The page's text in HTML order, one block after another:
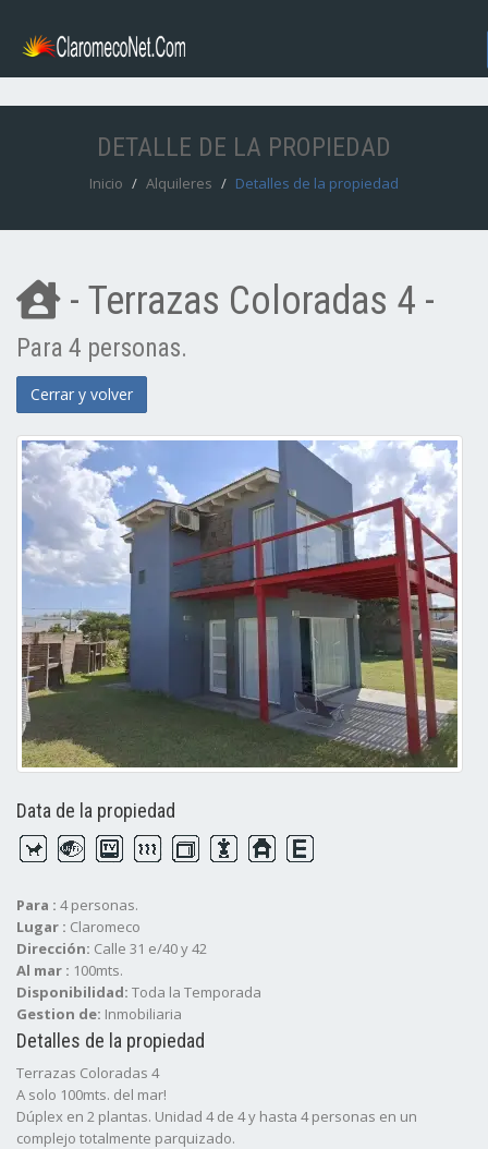
DETALLE DE LA PROPIEDAD
Inicio Alquileres Detalles de la propiedad
- Terrazas Coloradas 4 -
Para 4 personas.
Cerrar y volver
Data de la propiedad
Para : 4 personas.
Lugar : Claromeco
Dirección: Calle 31 e/40 y 42
Al mar : 100mts.
Disponibilidad: Toda la Temporada
Gestion de: Inmobiliaria
Detalles de la propiedad
Terrazas Coloradas 4
A solo 100mts. del mar!
Dúplex en 2 plantas. Unidad 4 de 4 y hasta 4 personas en un
complejo totalmente parquizado.